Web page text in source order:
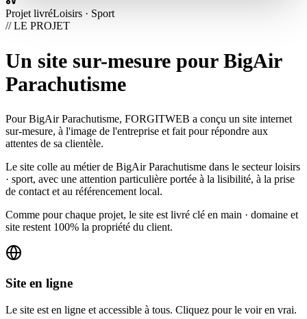
Projet livréLoisirs · Sport
// LE PROJET
Un site sur-mesure pour BigAir
Parachutisme
Pour BigAir Parachutisme, FORGITWEB a conçu un site internet
sur-mesure, à l'image de l'entreprise et fait pour répondre aux
attentes de sa clientèle.
Le site colle au métier de BigAir Parachutisme dans le secteur loisirs
· sport, avec une attention particulière portée à la lisibilité, à la prise
de contact et au référencement local.
Comme pour chaque projet, le site est livré clé en main · domaine et
site restent 100% la propriété du client.
Site en ligne
Le site est en ligne et accessible à tous. Cliquez pour le voir en vrai.